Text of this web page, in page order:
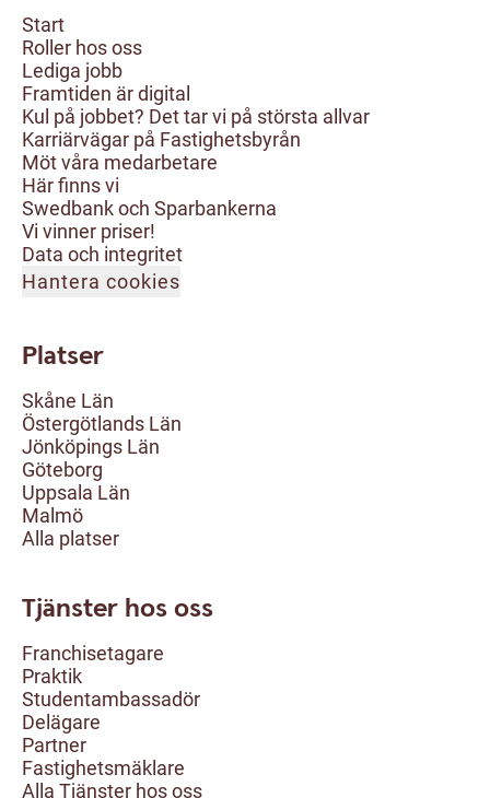
Start
Roller hos oss
Lediga jobb
Framtiden är digital
Kul på jobbet? Det tar vi på största allvar
Karriärvägar på Fastighetsbyrån
Möt våra medarbetare
Här finns vi
Swedbank och Sparbankerna
Vi vinner priser!
Data och integritet
Hantera cookies
Platser
Skåne Län
Östergötlands Län
Jönköpings Län
Göteborg
Uppsala Län
Malmö
Alla platser
Tjänster hos oss
Franchisetagare
Praktik
Studentambassadör
Delägare
Partner
Fastighetsmäklare
Alla Tjänster hos oss